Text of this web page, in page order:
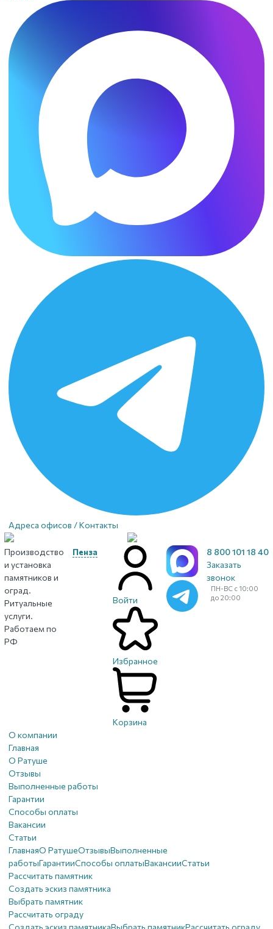
Адреса офисов / Контакты
Производство
и установка
памятников и
оград.
Ритуальные
услуги.
Работаем по
РФ
Пенза
Войти
Избранное
Корзина
8 800 101 18 40
Заказать
звонок
ПН-ВС с 10:00
до 20:00
О компании
Главная
О Ратуше
Отзывы
Выполненные работы
Гарантии
Способы оплаты
Вакансии
Статьи
ГлавнаяО РатушеОтзывыВыполненные
работыГарантииСпособы оплатыВакансииСтатьи
Рассчитать памятник
Создать эскиз памятника
Выбрать памятник
Рассчитать ограду
Создать эскиз памятникаВыбрать памятникРассчитать ограду